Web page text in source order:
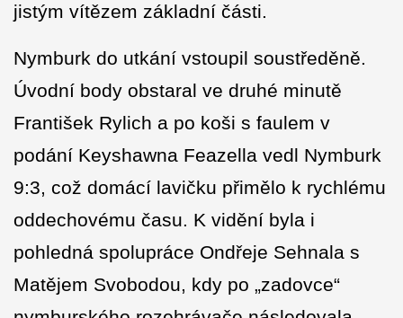
jistým vítězem základní části.
Nymburk do utkání vstoupil soustředěně.
Úvodní body obstaral ve druhé minutě
František Rylich a po koši s faulem v
podání Keyshawna Feazella vedl Nymburk
9:3, což domácí lavičku přimělo k rychlému
oddechovému času. K vidění byla i
pohledná spolupráce Ondřeje Sehnala s
Matějem Svobodou, kdy po „zadovce“